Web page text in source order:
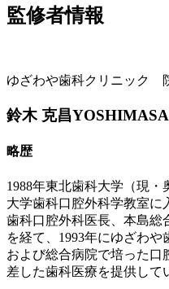
監修者情報
ゆざわや歯科クリニック
鈴木 克昌
略歴
1988年東北歯科大学（現
大学歯科口腔外科学教室に
歯科口腔外科医長、本島総
を経て、1993年にゆざわ
および総合病院で培った口
差した歯科医療を提供して